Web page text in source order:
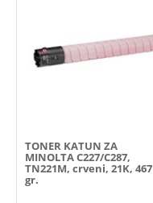
TONER KATUN ZA
MINOLTA C227/C287,
TN221M, crveni, 21K, 467
gr.